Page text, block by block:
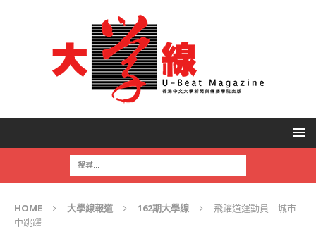
HOME 大學線報道 162期大學線
飛躍道運動員 城市
中跳躍